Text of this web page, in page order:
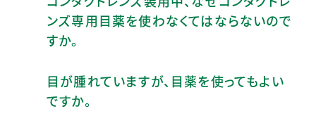
ンズ専用目薬を使わなくてはならないので
すか。
目が腫れていますが、目薬を使ってもよい
ですか。